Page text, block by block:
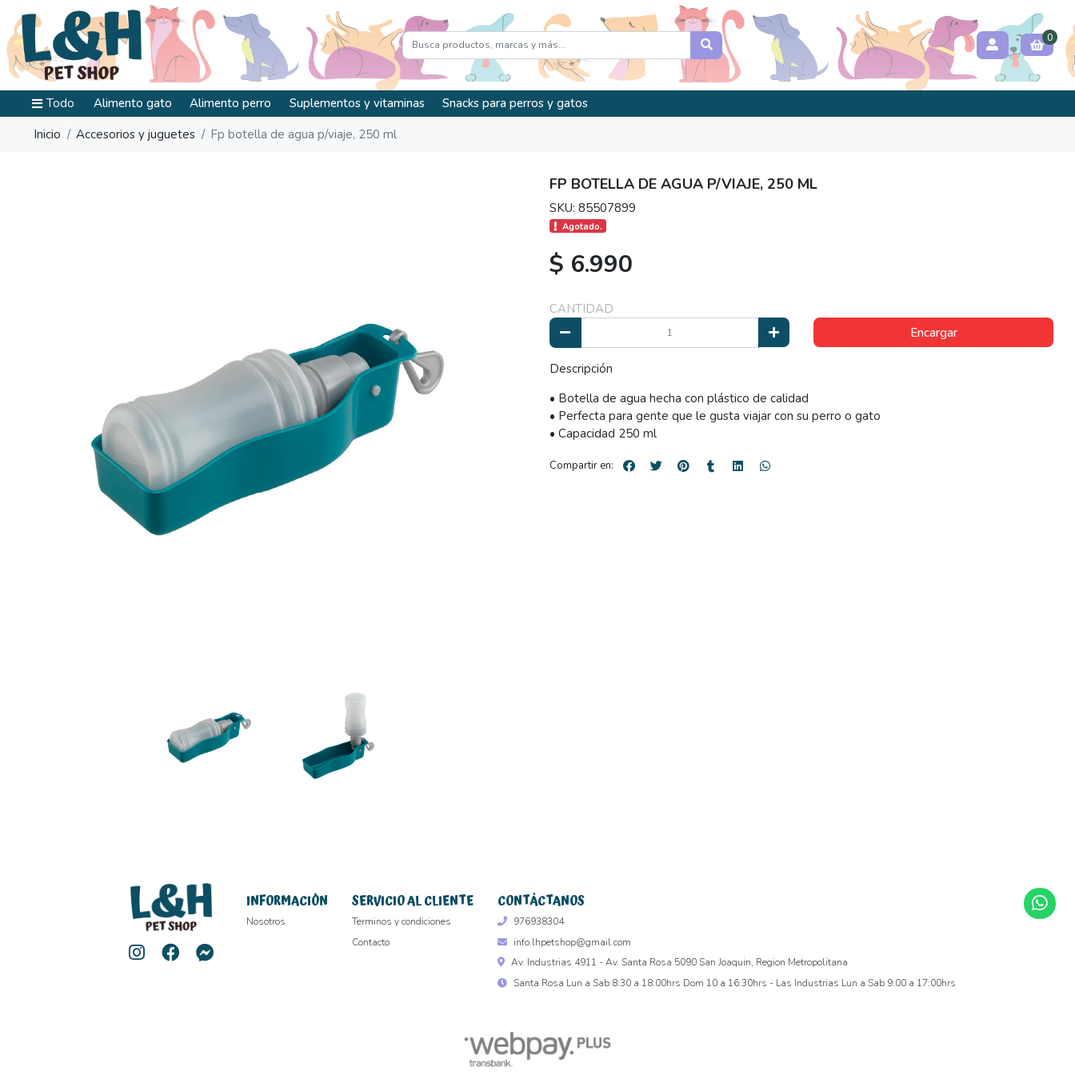
0
Todo Alimento gato Alimento perro Suplementos y vitaminas
Snacks para perros y gatos
Inicio
Accesorios y juguetes Fp botella de agua p/viaje, 250 ml
FP BOTELLA DE AGUA P/VIAJE, 250 ML
SKU: 85507899
Agotado.
$ 6.990
CANTIDAD
Encargar
Descripción
• Botella de agua hecha con plástico de calidad
• Perfecta para gente que le gusta viajar con su perro o gato
• Capacidad 250 ml
Compartir en:
INFORMACIÓN
Nosotros
SERVICIO AL CLIENTE
Terminos y condiciones
Contacto
CONTÁCTANOS
976938304
info.lhpetshop@gmail.com
Av. Industrias 4911 - Av. Santa Rosa 5090 San Joaquin, Region Metropolitana
Santa Rosa Lun a Sab 8:30 a 18:00hrs Dom 10 a 16:30hrs - Las Industrias Lun a Sab 9:00 a 17:00hrs